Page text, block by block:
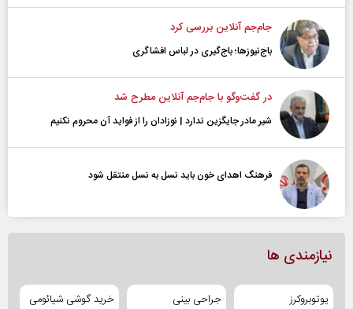
جام‌جم آنلاین بررسی کرد
باج‌نیوزها؛ باج‌گیری در لباس افشاگری
در گفت‌و‌گو با جام‌جم آنلاین مطرح شد
شیر مادر جایگزین ندارد | نوزادان را از فواید آن محروم نکنیم
فرهنگ اهدای خون باید نسل به نسل منتقل شود
نیازمندی ها
یوتوبروکرز جراحی بینی خرید گوشی شیائومی